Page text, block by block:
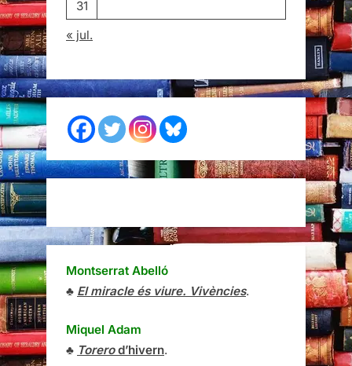
31
« jul.
Montserrat Abelló
♣ El miracle és viure. Vivències.
Miquel Adam
♣ Torerod’hivern.